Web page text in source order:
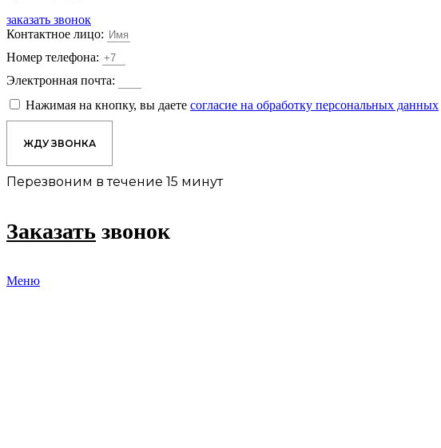
заказать звонок
Контактное лицо:
Номер телефона:
Электронная почта:
Нажимая на кнопку, вы даете согласие на обработку персональных данных
ЖДУ ЗВОНКА
Перезвоним в течение 15 минут
Заказать звонок
Меню